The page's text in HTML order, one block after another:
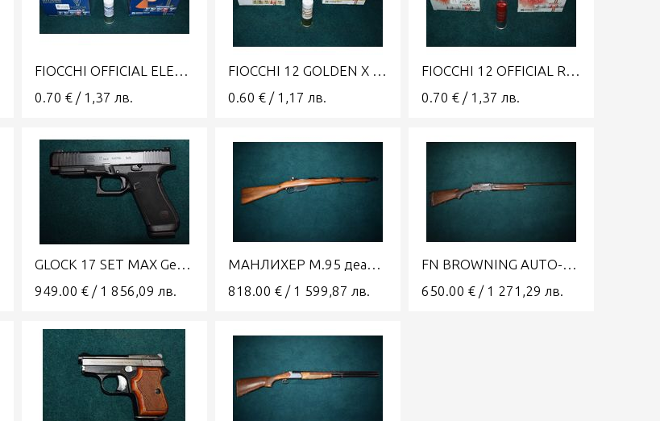
FIOCCHI OFFICIAL ELECTROCIBLES №8 12/70
0.70 € / 1,37 лв.
FIOCCHI 12 GOLDEN X №7,5 28
0.60 € / 1,17 лв.
FIOCCHI 12 OFFICIAL ROSSA HV №7,5 24
0.70 € / 1,37 лв.
GLOCK 17 SET MAX Gen 6 9x19 Генерация 6 ГЛОК Сет Макс
949.00 € / 1 856,09 лв.
МАНЛИХЕР М.95 деактивирана карабина
818.00 € / 1 599,87 лв.
FN BROWNING AUTO-5 калибър 16
650.00 € / 1 271,29 лв.